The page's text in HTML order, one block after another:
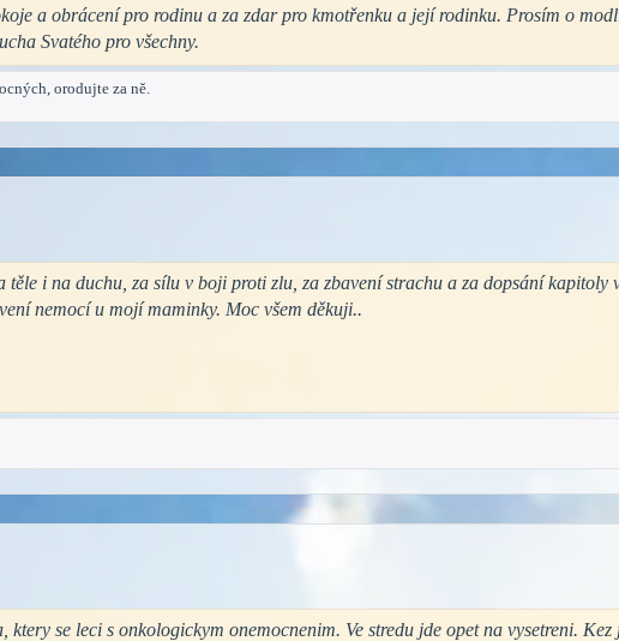
a obrácení pro rodinu a za zdar pro kmotřenku a její rodinku. Prosím o
Svatého pro všechny.
orodujte za ně.
i na duchu, za sílu v boji proti zlu, za zbavení strachu a za dopsání kapitoly
nemocí u mojí maminky. Moc všem děkuji..
se leci s onkologickym onemocnenim. Ve stredu jde opet na vysetreni. Kez